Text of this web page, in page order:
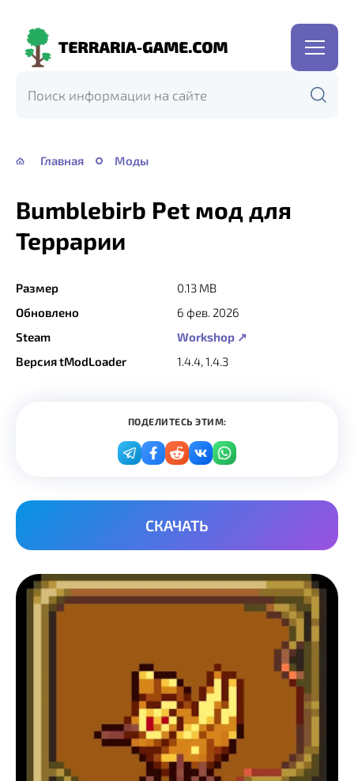
Terraria-
Главная Моды
Bumblebirb Pet мод для
Террарии
Размер
0.13 MB
Обновлено
6 фев. 2026
Steam
Workshop ↗
Версия tModLoader
1.4.4, 1.4.3
ПОДЕЛИТЕСЬ ЭТИМ:
СКАЧАТЬ